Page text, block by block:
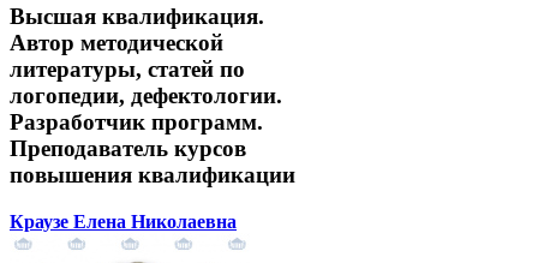
Высшая квалификация.
Автор методической
литературы, статей по
логопедии, дефектологии.
Разработчик программ.
Преподаватель курсов
повышения квалификации
Краузе Елена Николаевна